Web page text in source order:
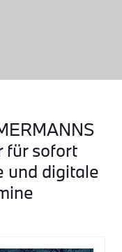
für sofort
und digitale